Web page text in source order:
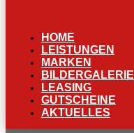
HOME
LEISTUNGEN
MARKEN
BILDERGALERIE
LEASING
GUTSCHEINE
AKTUELLES